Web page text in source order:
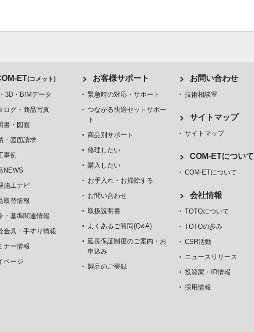
ET(コメット)
3D・BIMデータ
ログ・商品写真
書・図面
・図面請求
事例
NEWS
施工ナビ
取替情報
・基準関連情報
金具・手すり情報
ナー情報
ページ
お客様サポート
緊急時の対応・サポート
つながる快適セットサポー
ト
商品別サポート
修理したい
購入したい
お手入れ・お掃除する
お問い合わせ
取扱説明書
よくあるご質問(Q&A)
延長保証制度のご案内・お
申込み
製品のご登録
お問い合わせ
技術相談室
サイトマップ
サイトマップ
COM-ETについて
COM-ETについて
会社情報
TOTOについて
TOTOの歩み
CSR活動
ニュースリリース
投資家・IR情報
採用情報